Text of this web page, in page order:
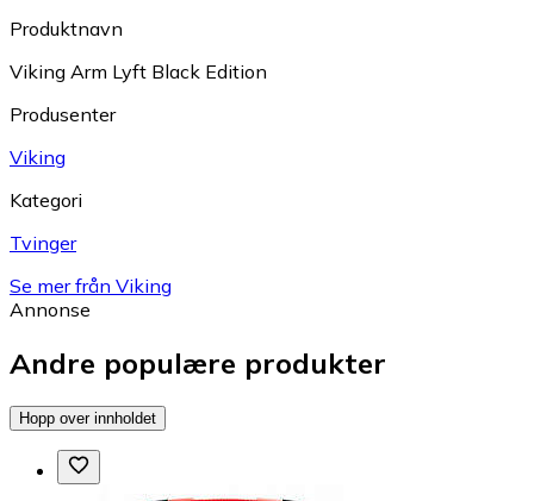
Produktnavn
Viking Arm Lyft Black Edition
Produsenter
Viking
Kategori
Tvinger
Se mer från Viking
Annonse
Andre populære produkter
Hopp over innholdet